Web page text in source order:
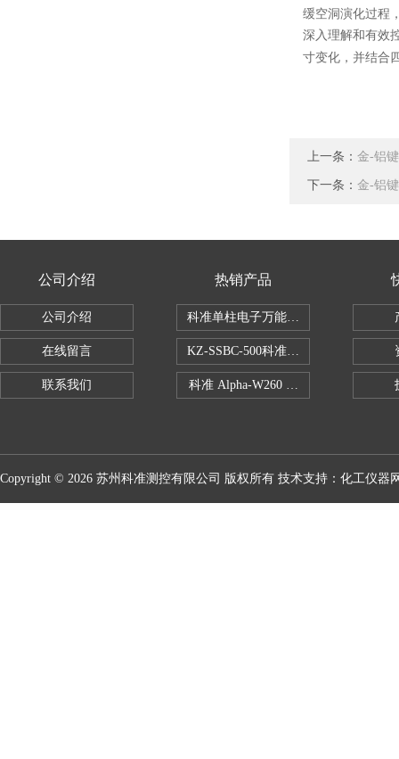
缓空洞演化过程
深入理解和有效
寸变化，并结合
上一条： 金-铝
下一条： 金-铝
公司介绍
公司介绍
在线留言
联系我们
热销产品
科准单柱电子万能拉力机KZ-SSBC-500
KZ-SSBC-500科准单柱电子万能试验
科准 Alpha-W260 半导体全自动推拉
Copyright © 2026 苏州科准测控有限公司 版权所有 技术支持： 化工仪器